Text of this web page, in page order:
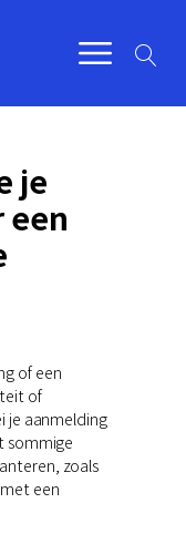
je
een
of een
of
je aanmelding
sommige
zoals
een